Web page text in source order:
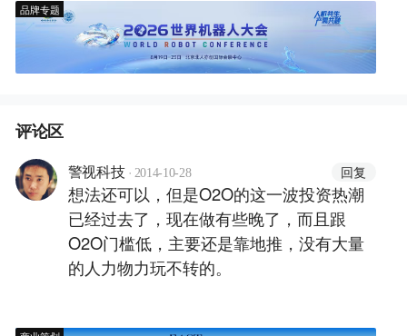
品牌专题
评论区
警视科技 · 2014-10-28 回复
想法还可以，但是O2O的这一波投资热潮
已经过去了，现在做有些晚了，而且跟
O2O门槛低，主要还是靠地推，没有大量
的人力物力玩不转的。